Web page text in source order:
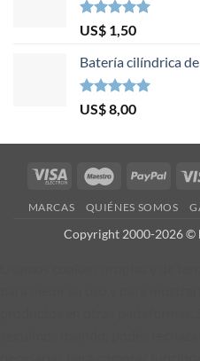
Valorado en
5.00
de 5
US$ 1,50
Batería cilíndrica
Valorado en
5.00
de 5
US$8,00
Visa
Maestro
MARCAS QUIÉNES SOMOS
Copyright 2000-2026 ©
productos en otras plataformas.
seguimos usando; podés